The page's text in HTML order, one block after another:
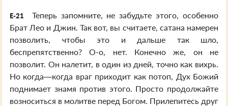
E-21
Теперь запомните, не забудьте этого, особенно
Брат Лео и Джин. Так вот, вы считаете, сатана намерен
позволить, чтобы это и дальше так шло,
беспрепятственно? О-о, нет. Конечно же, он не
позволит. Он налетит, в один из дней, точно как вихрь.
Но когда—когда враг приходит как потоп, Дух Божий
поднимает знамя против этого. Просто продолжайте
возноситься в молитве перед Богом. Прилепитесь друг